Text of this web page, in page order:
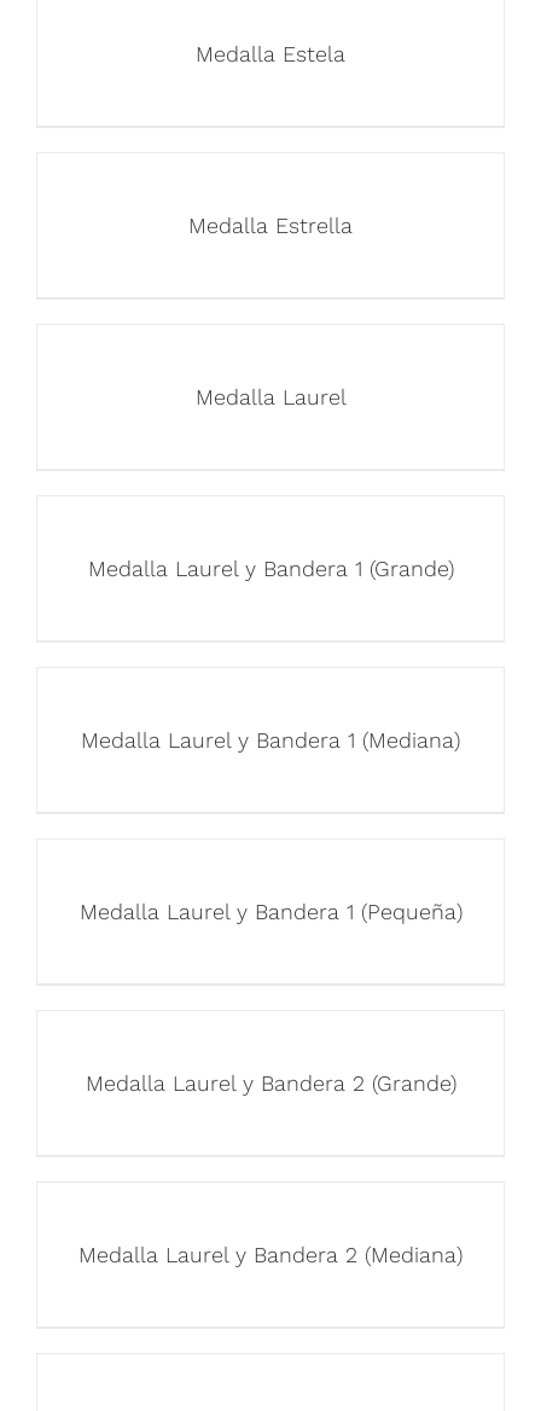
Medalla Estela
Medalla Estrella
Medalla Laurel
Medalla Laurel y Bandera 1 (Grande)
Medalla Laurel y Bandera 1 (Mediana)
Medalla Laurel y Bandera 1 (Pequeña)
Medalla Laurel y Bandera 2 (Grande)
Medalla Laurel y Bandera 2 (Mediana)